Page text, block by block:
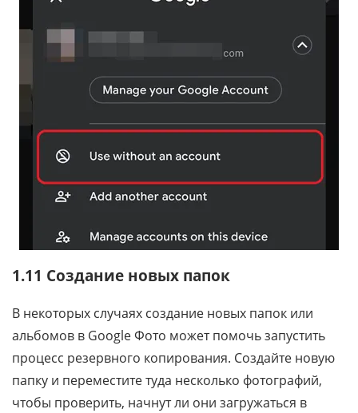
1.11 Создание новых папок
В некоторых случаях создание новых папок или
альбомов в Google Фото может помочь запустить
процесс резервного копирования. Создайте новую
папку и переместите туда несколько фотографий,
чтобы проверить, начнут ли они загружаться в